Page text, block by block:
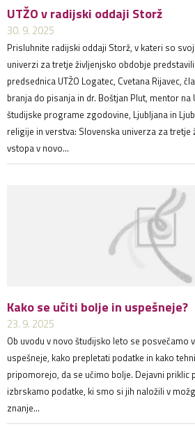
UTŽO v radijski oddaji Storž
30. 9. 2025
Prisluhnite radijski oddaji Storž, v kateri so
univerzi za tretje življenjsko obdobje
predsednica UTŽO Logatec, Cvetana Rijavec,
branja do pisanja in dr. Boštjan Plut, mentor na
študijske programe zgodovine, Ljubljana in
religije in verstva: Slovenska univerza za tretje
vstopa v novo...
Kako se učiti bolje in uspešneje?
23. 9. 2025
Ob uvodu v novo študijsko leto se posvečamo
uspešneje, kako prepletati podatke in kako
pripomorejo, da se učimo bolje. Dejavni priklic
izbrskamo podatke, ki smo si jih naložili v
znanje...